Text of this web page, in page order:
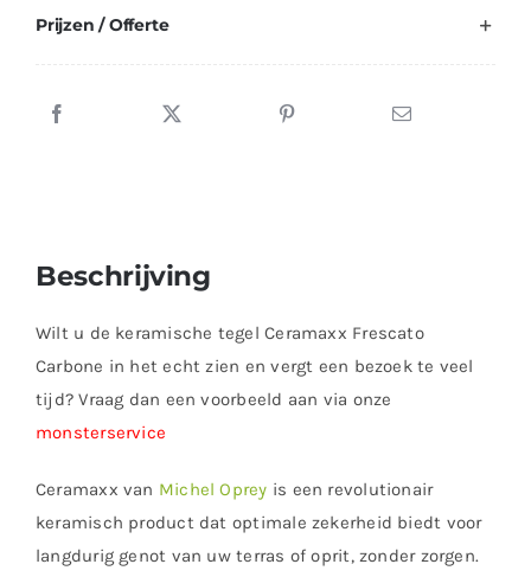
Prijzen / Offerte
Beschrijving
Wilt u de keramische tegel Ceramaxx Frescato
Carbone in het echt zien en vergt een bezoek te veel
tijd? Vraag dan een voorbeeld aan via onze
monsterservice
Ceramaxx van Michel Oprey is een revolutionair
keramisch product dat optimale zekerheid biedt voor
langdurig genot van uw terras of oprit, zonder zorgen.